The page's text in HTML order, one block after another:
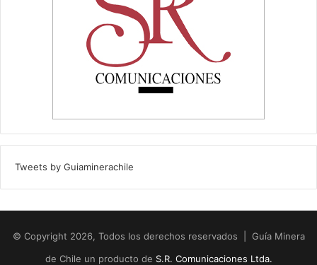
Tweets by Guiaminerachile
© Copyright 2026, Todos los derechos reservados | Guía Minera
de Chile un producto de S.R. Comunicaciones Ltda.